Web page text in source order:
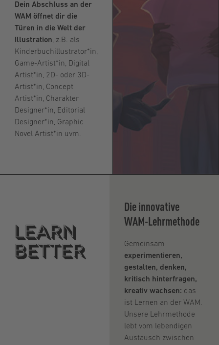
Dein Abschluss an der
WAM öffnet dir die
Türen in die Welt der
Illustration, z.B. als
Kinderbuchillustrator*in,
Game-Artist*in, Digital
Artist*in, 2D- oder 3D-
Artist*in, Concept
Artist*in, Charakter
Designer*in, Editorial
Designer*in, Graphic
Novel Artist*in uvm.
Learn
better
Die innovative
WAM-Lehrmethode
Gemeinsam
experimentieren,
gestalten, denken,
kritisch hinterfragen,
kreativ wachsen: das
ist Lernen an der WAM.
Unsere Lehrmethode
lebt vom lebendigen
Austausch zwischen